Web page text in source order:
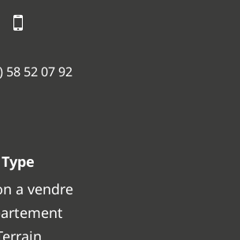
58 52 07 92
Type
a vendre